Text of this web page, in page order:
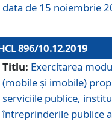
data de 15 noiembrie
896/10.12.2019
Titlu: Exercitarea
(mobile și imobile)
serviciile publice,
întreprinderile publice